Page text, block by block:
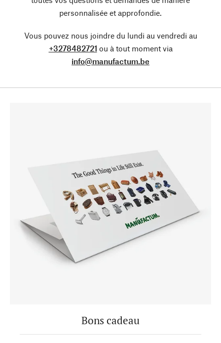
personnalisée et approfondie.
Vous pouvez nous joindre du lundi au vendredi au
+3278482721 ou à tout moment via
info@manufactum.be
Bons cadeau